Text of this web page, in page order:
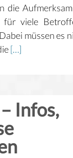
die
für viele
müssen es
[…]
Infos,